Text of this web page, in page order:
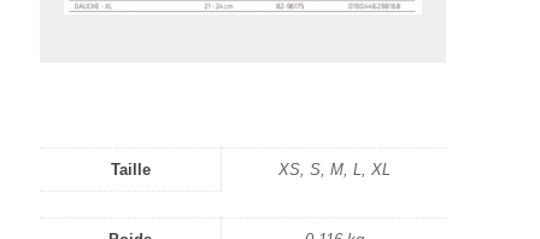
Taille XS, S, M, L, XL